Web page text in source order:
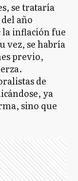
se trataría
año
la inflación fue
vez, se habría
previo,
de
ya
sino que